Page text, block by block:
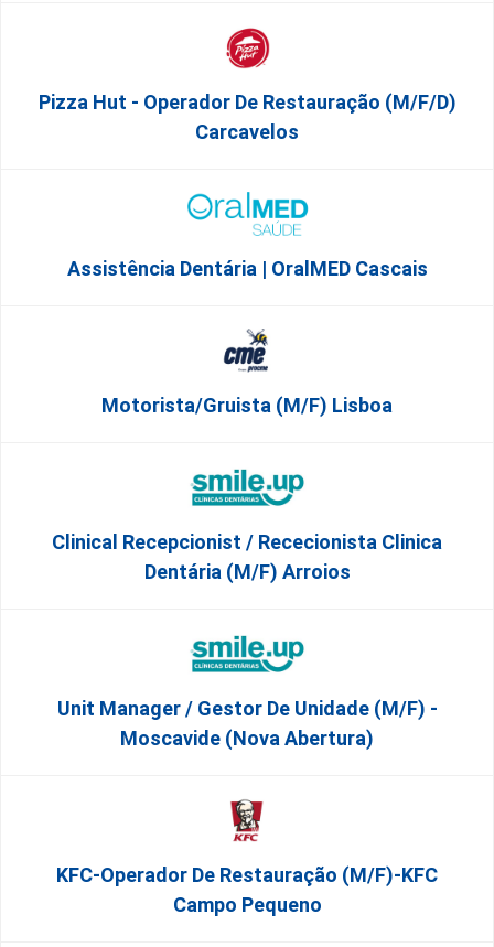
Pizza Hut - Operador De Restauração (m/f/d)
Carcavelos
Assistência Dentária | OralMED Cascais
Motorista/Gruista (m/f) Lisboa
Clinical Recepcionist / Rececionista Clinica
Dentária (M/F) Arroios
Unit Manager / Gestor De Unidade (M/F) -
Moscavide (Nova Abertura)
KFC-Operador De Restauração (m/f)-KFC
Campo Pequeno